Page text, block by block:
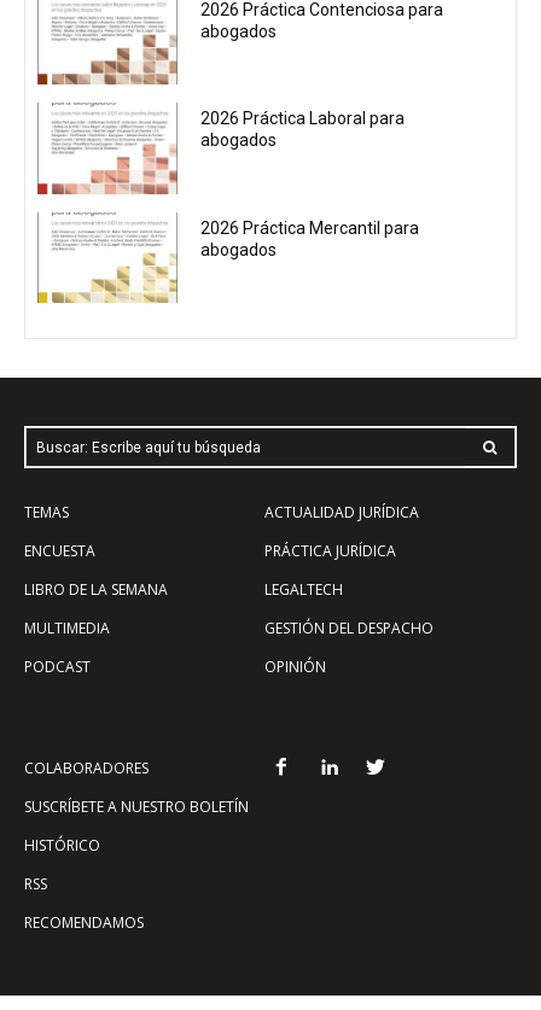
2026 Práctica Contenciosa para
abogados
2026 Práctica Laboral para
abogados
2026 Práctica Mercantil para
abogados
Buscar: Escribe aquí tu búsqueda
TEMAS
ENCUESTA
LIBRO DE LA SEMANA
MULTIMEDIA
PODCAST
ACTUALIDAD JURÍDICA
PRÁCTICA JURÍDICA
LEGALTECH
GESTIÓN DEL DESPACHO
OPINIÓN
COLABORADORES
SUSCRÍBETE A NUESTRO BOLETÍN
HISTÓRICO
RSS
RECOMENDAMOS